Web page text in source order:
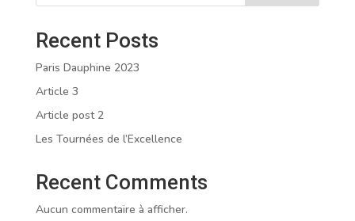
Recent Posts
Paris Dauphine 2023
Article 3
Article post 2
Les Tournées de l’Excellence
Recent Comments
Aucun commentaire à afficher.